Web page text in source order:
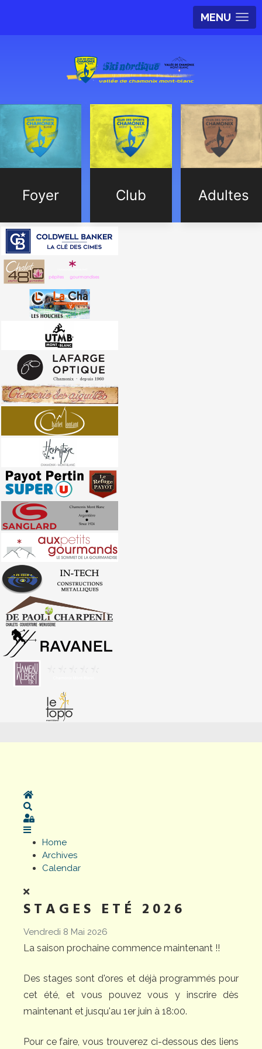
MENU
Foyer Club Adultes
Home
Sign In
Home
Archives
Calendar
STAGES ETÉ 2026
Vendredi 8 Mai 2026
La saison prochaine commence maintenant !!
Des stages sont d'ores et déjà programmés pour
cet été, et vous pouvez vous y inscrire dès
maintenant et jusqu'au 1er juin à 18:00.
Pour ce faire, vous trouverez ci-dessous des liens